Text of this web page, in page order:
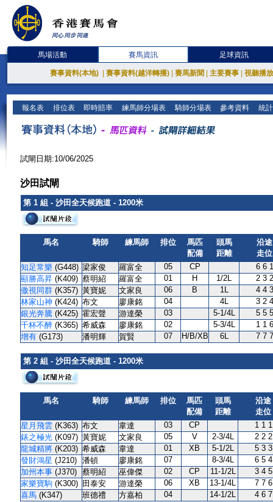
馬場活動 賽馬資訊 足球資訊
賽事資料(本地) 賽事資料(越洋轉播) 賽馬新聞 主要賽事 視聽播
報名表 排位表 即時賠率 練馬師分場表 騎師分場表 參考資料 統
試閘日期:10/06/2025
沙田試閘
第 1 組 - 沙田全天候跑道 - 1200米
馬名 騎師 練馬師 排位
馬匹
配備
頭馬
距離
沿途
走位
知足常樂 (G448) 梁家俊 羅富全 05 CP
6 6 1
顯勝高昇 (K409) 蔡明紹 羅富全 01 H 1/2L
2 3 2
傲視同群 (K357) 黃寶妮 文家良 06 B 1L
4 4 3
林家山神 (K424) 布文 廖康銘 04 4L
3 2 4
銀光奔騰 (K425) 霍宏聲 游達榮 03 5-1/4L
5 5 5
千杯不醉 (K365) 希威森 廖康銘 02 5-3/4L
1 1 6
增有 (G173) 潘明輝 賀賢 07 H/B/XB 6L 7 7 7
第 2 組 - 沙田全天候跑道 - 1200米
馬名 騎師 練馬師 排位
馬匹
配備
頭馬
距離
沿途
走位
星月飛雲 (K363) 布文 韋達 03 CP
1 1 1
錶之極光 (K097) 黃寶妮 文家良 05 V 2-3/4L
2 2 2
龍城精將 (K203) 希威森 韋達 01 XB 5-1/2L
5 3 3
發財鴻星 (J210) 潘頓 廖康銘 07 8-3/4L
6 5 4
加州本事 (J370) 蔡明紹 巫偉傑 02 CP 11-1/2L
3 4 5
家樂寶駒 (K300) 田泰安 游達榮 06 XB 13-1/4L
7 7 6
喜馬 (K347) 班德禮 方嘉柏 04 14-1/2L 4 6 7